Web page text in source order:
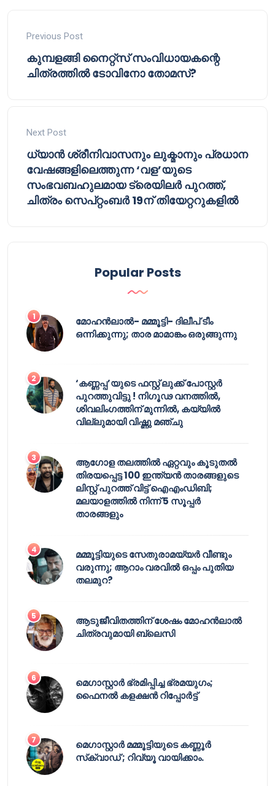
Previous Post
കുമ്പളങ്ങി നൈറ്റ്സ് സംവിധായകന്റെ
ചിത്രത്തിൽ ടോവിനോ തോമസ്?
Next Post
ധ്യാൻ ശ്രീനിവാസനും ലുക്മാനും പ്രധാന
വേഷങ്ങളിലെത്തുന്ന ‘വള’യുടെ
സംഭവബഹുലമായ ട്രെയിലർ പുറത്ത്,
ചിത്രം സെപ്റ്റംബർ 19ന് തിയേറ്ററുകളിൽ
Popular Posts
മോഹൻലാൽ- മമ്മൂട്ടി- ദിലീപ് ടീം
ഒന്നിക്കുന്നു; താര മാമാങ്കം ഒരുങ്ങുന്നു
‘കണ്ണപ്പ’യുടെ ഫസ്റ്റ് ലുക്ക് പോസ്റ്റർ
പുറത്തുവിട്ടു ! നിഗൂഢ വനത്തിൽ,
ശിവലിംഗത്തിന് മുന്നിൽ, കയ്യിൽ
വില്ലുമായി വിഷ്ണു മഞ്ചു
ആഗോള തലത്തിൽ ഏറ്റവും കൂടുതൽ
തിരയപ്പെട്ട 100 ഇന്ത്യൻ താരങ്ങളുടെ
ലിസ്റ്റ് പുറത്ത് വിട്ട് ഐഎംഡിബി;
മലയാളത്തിൽ നിന്ന് 5 സൂപ്പർ
താരങ്ങളും
മമ്മൂട്ടിയുടെ സേതുരാമയ്യർ വീണ്ടും
വരുന്നു; ആറാം വരവിൽ ഒപ്പം പുതിയ
തലമുറ?
ആടുജീവിതത്തിന് ശേഷം മോഹൻലാൽ
ചിത്രവുമായി ബ്ലെസി
മെഗാസ്റ്റാർ ഭ്രമിപ്പിച്ച ഭ്രമയുഗം;
ഫൈനൽ കളക്ഷൻ റിപ്പോർട്ട്
മെഗാസ്റ്റാർ മമ്മൂട്ടിയുടെ കണ്ണൂർ
സ്‌ക്വാഡ് ; റിവ്യൂ വായിക്കാം.